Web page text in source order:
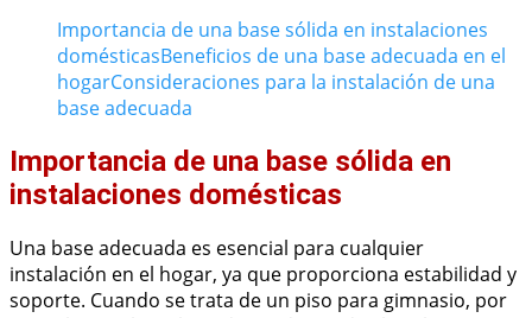
Importancia de una base sólida en instalaciones
domésticasBeneficios de una base adecuada en el
hogarConsideraciones para la instalación de una
base adecuada
Importancia de una base sólida en
instalaciones domésticas
Una base adecuada es esencial para cualquier
instalación en el hogar, ya que proporciona estabilidad y
soporte. Cuando se trata de un piso para gimnasio, por